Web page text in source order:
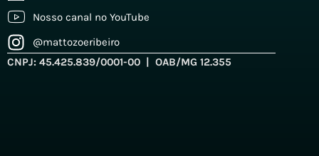
Nosso canal no YouTube
@mattozoeribeiro
CNPJ: 45.425.839/0001-00 | OAB/MG 12.355